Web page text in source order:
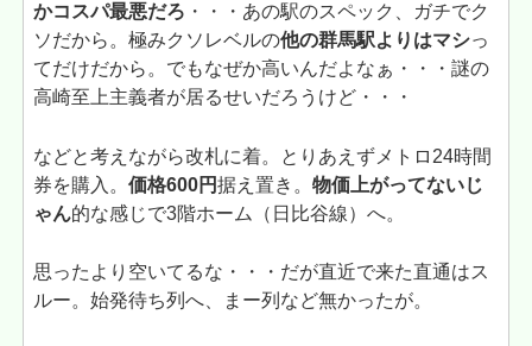
かコスパ最悪だろ ・・・あの駅のスペック、ガチでク
ソだから。極みクソレベルの他の群馬駅よりはマシっ
てだけだから。でもなぜか高いんだよなぁ・・・謎の
高崎至上主義者が居るせいだろうけど・・・
などと考えながら改札に着。とりあえずメトロ24時間
券を購入。価格600円据え置き。物価上がってないじ
ゃん的な感じで3階ホーム（日比谷線）へ。
思ったより空いてるな・・・だが直近で来た直通はス
ルー。始発待ち列へ、まー列など無かったが。